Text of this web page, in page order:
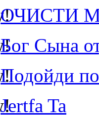
ОЧИСТИ
Бог Сына
Подойди
Jertfa Ta